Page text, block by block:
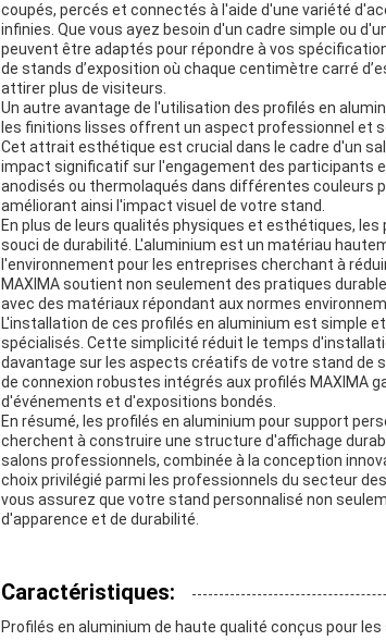
coupés, percés et connectés à l'aide d'une variété
infinies. Que vous ayez besoin d'un cadre simple ou
peuvent être adaptés pour répondre à vos
de stands d’exposition où chaque centimètre carré
attirer plus de visiteurs.
Un autre avantage de l'utilisation des profilés en
les finitions lisses offrent un aspect professionnel et
Cet attrait esthétique est crucial dans le cadre d'un
impact significatif sur l'engagement des participants
anodisés ou thermolaqués dans différentes couleurs
améliorant ainsi l'impact visuel de votre stand.
En plus de leurs qualités physiques et esthétiques,
souci de durabilité. L'aluminium est un matériau
l'environnement pour les entreprises cherchant à
MAXIMA soutient non seulement des pratiques
avec des matériaux répondant aux normes
L'installation de ces profilés en aluminium est simple
spécialisés. Cette simplicité réduit le temps
davantage sur les aspects créatifs de votre stand de
de connexion robustes intégrés aux profilés
d'événements et d'expositions bondés.
En résumé, les profilés en aluminium pour support
cherchent à construire une structure d'affichage
salons professionnels, combinée à la conception
choix privilégié parmi les professionnels du secteur
vous assurez que votre stand personnalisé non
d'apparence et de durabilité.
Caractéristiques:
Profilés en aluminium de haute qualité conçus pour